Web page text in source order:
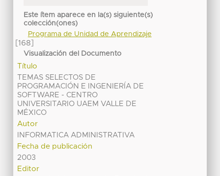
Este ítem aparece en la(s) siguiente(s)
colección(ones)
Programa de Unidad de Aprendizaje
[168]
Visualización del Documento
Título
TEMAS SELECTOS DE
PROGRAMACIÓN E INGENIERÍA DE
SOFTWARE - CENTRO
UNIVERSITARIO UAEM VALLE DE
MÉXICO
Autor
INFORMATICA ADMINISTRATIVA
Fecha de publicación
2003
Editor